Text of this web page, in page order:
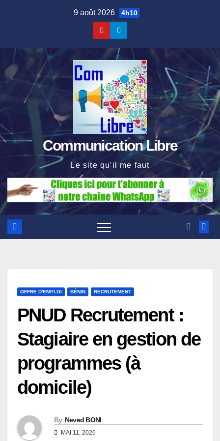
9 août 2026 4h10
Communication Libre
Le site qu'il me faut
OFFRE D'EMPLOI BÉNIN RECRUTEMENT
PNUD Recrutement :
Stagiaire en gestion de
programmes (à
domicile)
By Neved BONI
MAI 11, 2026